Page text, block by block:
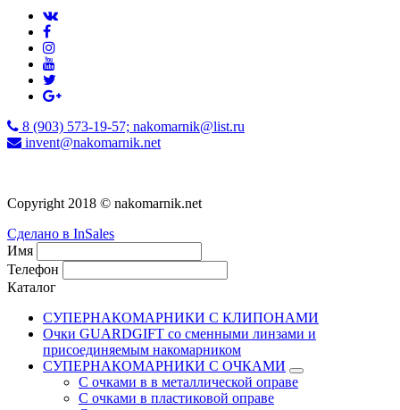
8 (903) 573-19-57; nakomarnik@list.ru
invent@nakomarnik.net
Copyright 2018 © nakomarnik.net
Сделано в InSales
Имя
Телефон
Каталог
СУПЕРНАКОМАРНИКИ С КЛИПОНАМИ
Очки GUARDGIFT со сменными линзами и
присоединяемым накомарником
СУПЕРНАКОМАРНИКИ С ОЧКАМИ
С очками в в металлической оправе
С очками в пластиковой оправе